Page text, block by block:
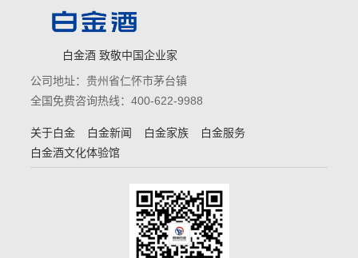
白金酒 致敬中国企业家
公司地址：贵州省仁怀市茅台镇
全国免费咨询热线：400-622-9988
关于白金 白金新闻 白金家族
白金服务
白金酒文化体验馆